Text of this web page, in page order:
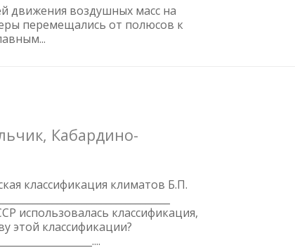
движения воздушных масс на
перемещались от полюсов к
Кабардино-
классификация климатов Б.П.
СССР использовалась классификация,
этой классификации?